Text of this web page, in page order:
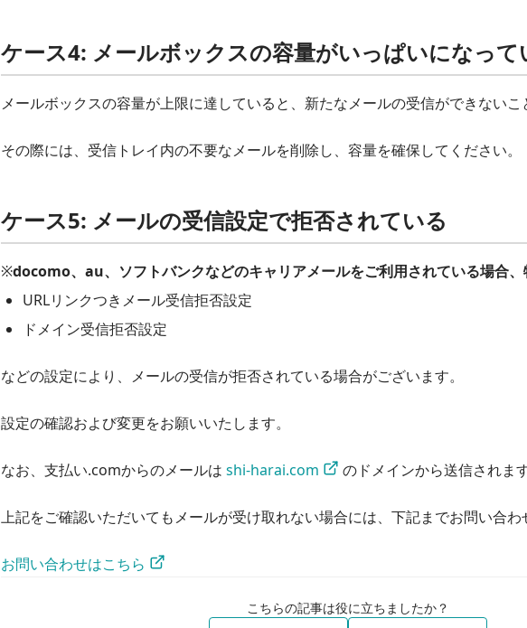
ケース4: メールボックスの容量がいっぱいになって
メールボックスの容量が上限に達していると、新たなメールの受信ができないこ
その際には、受信トレイ内の不要なメールを削除し、容量を確保してください。
ケース5: メールの受信設定で拒否されている
※docomo、au、ソフトバンクなどのキャリアメールをご利用されている場合、
URLリンクつきメール受信拒否設定
ドメイン受信拒否設定
などの設定により、メールの受信が拒否されている場合がございます。
設定の確認および変更をお願いいたします。
なお、支払い.comからのメールは shi-harai.com のドメインから送信されます
上記をご確認いただいてもメールが受け取れない場合には、下記までお問い合わ
お問い合わせはこちら
こちらの記事は役に立ちましたか？